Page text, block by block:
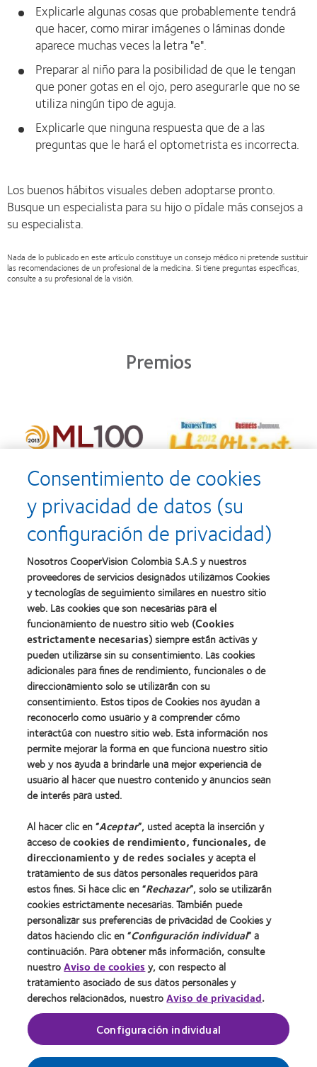
Explicarle algunas cosas que probablemente tendrá
que hacer, como mirar imágenes o láminas donde
aparece muchas veces la letra "e".
Preparar al niño para la posibilidad de que le tengan
que poner gotas en el ojo, pero asegurarle que no se
utiliza ningún tipo de aguja.
Explicarle que ninguna respuesta que de a las
preguntas que le hará el optometrista es incorrecta.
Los buenos hábitos visuales deben adoptarse pronto.
Busque un especialista para su hijo o pídale más consejos a
su especialista.
Nada de lo publicado en este artículo constituye un consejo médico ni pretende sustituir
las recomendaciones de un profesional de la medicina. Si tiene preguntas específicas,
consulte a su profesional de la visión.
Premios
Nuestros productos
Encuentra tu lente
Tecnología de lentes de contacto
Lentes de contacto y visión
Usuario con experiencia
Acerca de CooperVision
Carreras
Noticias
Contacto
Legal
Política de privacidad
Condiciones del servicio
Gestionar preferencias de cookies
Consentimiento de cookies
y privacidad de datos (su
configuración de privacidad)
Nosotros CooperVision Colombia S.A.S y nuestros
proveedores de servicios designados utilizamos Cookies
y tecnologías de seguimiento similares en nuestro sitio
web. Las cookies que son necesarias para el
funcionamiento de nuestro sitio web (Cookies
estrictamente necesarias) siempre están activas y
pueden utilizarse sin su consentimiento. Las cookies
adicionales para fines de rendimiento, funcionales o de
direccionamiento solo se utilizarán con su
consentimiento. Estos tipos de Cookies nos ayudan a
reconocerlo como usuario y a comprender cómo
interactúa con nuestro sitio web. Esta información nos
permite mejorar la forma en que funciona nuestro sitio
web y nos ayuda a brindarle una mejor experiencia de
usuario al hacer que nuestro contenido y anuncios sean
de interés para usted.
Al hacer clic en “Aceptar”, usted acepta la inserción y
acceso decookies de rendimiento, funcionales, de
direccionamiento y de redes socialesy acepta el
tratamiento de sus datos personales requeridos para
estos fines. Si hace clic en “Rechazar”, solo se utilizarán
cookies estrictamente necesarias. También puede
personalizar sus preferencias de privacidad de Cookies y
datos haciendo clic en “Configuración individual” a
continuación. Para obtener más información, consulte
nuestroAviso de cookiesy, con respecto al
tratamiento asociado de sus datos personales y
derechos relacionados, nuestroAviso de privacidad.
Configuración individual